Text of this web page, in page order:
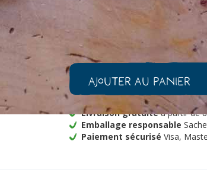
- +
quantité
de
Concombre
Soo
Yoh
Long
Bio
Ajouter au panier
Livraison gratuiteà partir de
Emballage responsable
Paiement sécurisé Visa,